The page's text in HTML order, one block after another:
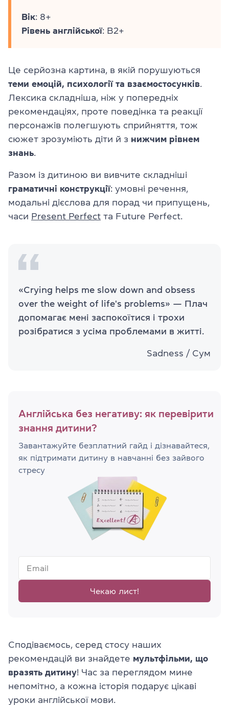
Вік: 8+
Рівень англійської: B2+
Це серйозна картина, в якій порушуються
теми емоцій, психології та взаємостосунків.
Лексика складніша, ніж у попередніх
рекомендаціях, проте поведінка та реакції
персонажів полегшують сприйняття, тож
сюжет зрозуміють діти й з нижчим рівнем
знань.
Разом із дитиною ви вивчите складніші
граматичні конструкції: умовні речення,
модальні дієслова для порад чи припущень,
часи Present Perfect та Future Perfect.
«Crying helps me slow down and obsess
over the weight of life's problems» — Плач
допомагає мені заспокоїтися і трохи
розібратися з усіма проблемами в житті.
Sadness / Сум
Англійська без негативу: як перевірити
знання дитини?
Завантажуйте безплатний гайд і дізнавайтеся,
як підтримати дитину в навчанні без зайвого
стресу
Чекаю лист!
Сподіваємось, серед стосу наших
рекомендацій ви знайдете мультфільми, що
вразять дитину! Час за переглядом мине
непомітно, а кожна історія подарує цікаві
уроки англійської мови.